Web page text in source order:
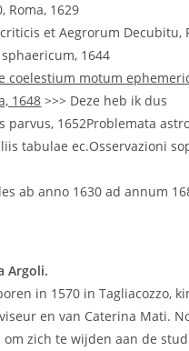
Roma, 1629
et Aegrorum Decubitu,
sphaericum, 1644
coelestium motum
1648 >>> Deze heb ik dus
parvus, 1652Problemata
tabulae ec.Osservazioni
ab anno 1630 ad annum
Argoli.
in 1570 in Tagliacozzo,
en van Caterina Mati.
om zich te wijden aan de